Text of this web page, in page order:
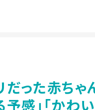
だった赤ち
感」「かわ